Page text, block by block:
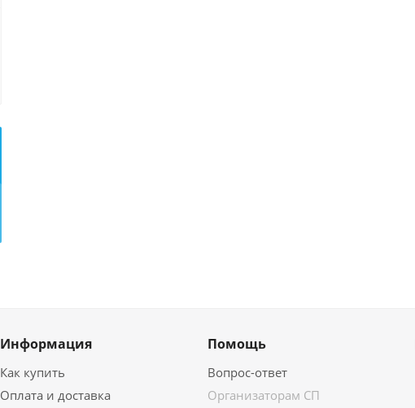
Информация
Как купить
Оплата и доставка
Помощь
Вопрос-ответ
Организаторам СП